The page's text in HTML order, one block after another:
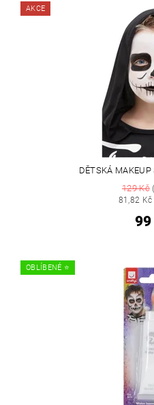
AKCE
DĚTSKÁ
129 Kč
81,82 Kč
99
OBLÍBENÉ ⭐️